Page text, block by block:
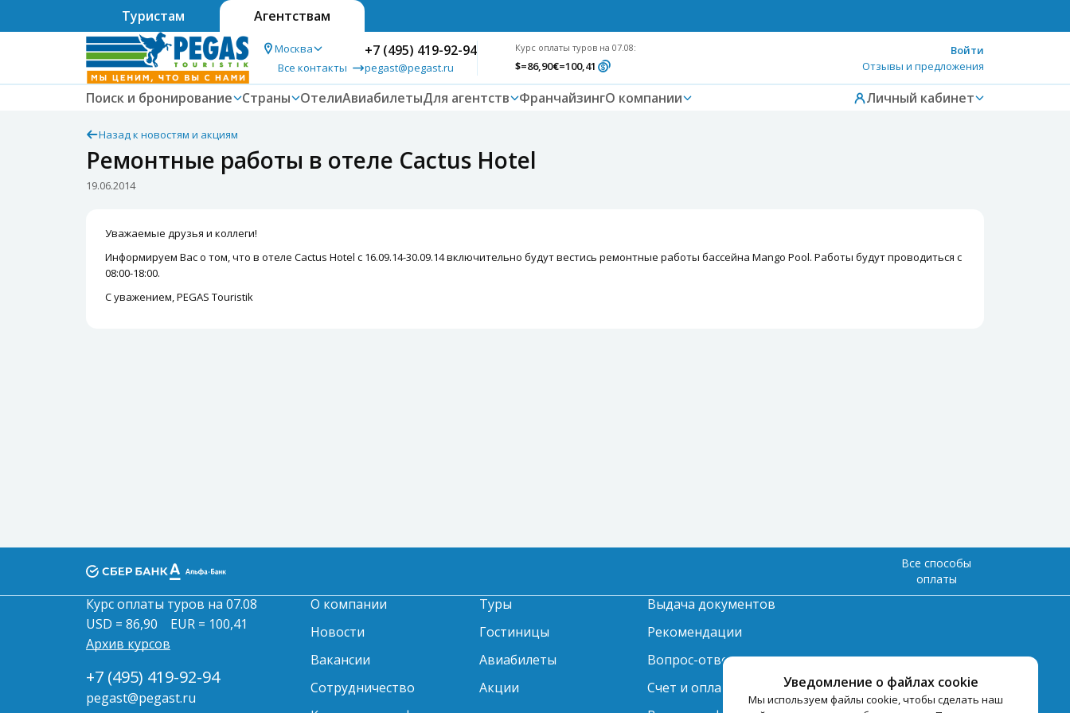
Туристам Агентствам
Москва
Все контакты
+7 (495) 419-92-94
pegast@pegast.ru
Курс оплаты туров на 07.08:
$=86,90€=100,41
Войти
Отзывы и предложения
Поиск и бронирование Страны ОтелиАвиабилетыДля агентств ФранчайзингО компании Личный кабинет
Назад к новостям и акциям
Ремонтные работы в отеле Cactus Hotel
19.06.2014
Уважаемые друзья и коллеги!
Информируем Вас о том, что в отеле Cactus Hotel с 16.09.14-30.09.14 включительно будут вестись ремонтные работы бассейна Mango Pool. Работы будут проводиться с
08:00-18:00.
С уважением, PEGAS Touristik
Уведомление о файлах cookie
Мы используем файлы cookie, чтобы сделать наш
Все способы
оплаты
Курс оплаты туров на 07.08
USD = 86,90
EUR = 100,41
Архив курсов
+7 (495) 419-92-94
pegast@pegast.ru
О компании
Новости
Вакансии
Сотрудничество
Туры
Гостиницы
Авиабилеты
Акции
Выдача документов
Рекомендации
Вопрос-ответ
Счет и оплата